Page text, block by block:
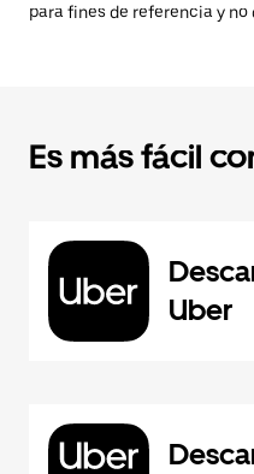
para fines de referencia y
Es más fácil
Uber